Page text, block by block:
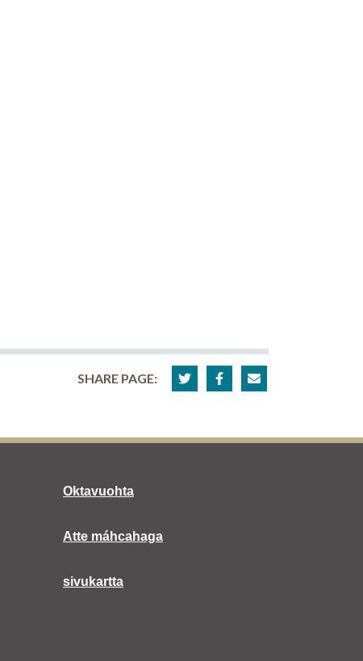
SHARE PAGE:
Oktavuohta
Atte máhcahaga
sivukartta